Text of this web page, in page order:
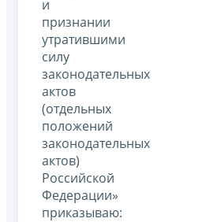
и
признании
утратившими
силу
законодательных
актов
(отдельных
положений
законодательных
актов)
Российской
Федерации»
приказываю: